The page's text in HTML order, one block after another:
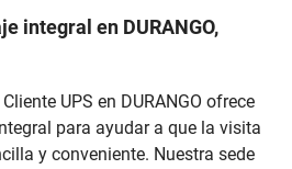
integral en DURANGO,
UPS en DURANGO ofrece
para ayudar a que la visita
y conveniente. Nuestra sede